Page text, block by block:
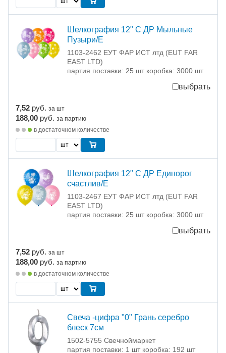
Шелкография 12" С ДР Мыльные
Пузыри/Е
1103-2462 ЕУТ ФАР ИСТ лтд (EUT FAR
EAST LTD)
партия поставки: 25 шт коробка: 3000 шт
выбрать
7,52 руб. за шт
188,00 руб. за партию
в достаточном количестве
Шелкография 12" С ДР Единорог
счастлив/Е
1103-2467 ЕУТ ФАР ИСТ лтд (EUT FAR
EAST LTD)
партия поставки: 25 шт коробка: 3000 шт
выбрать
7,52 руб. за шт
188,00 руб. за партию
в достаточном количестве
Свеча -цифра "0" Грань серебро
блеск 7см
1502-5755 Свечноймаркет
партия поставки: 1 шт коробка: 192 шт